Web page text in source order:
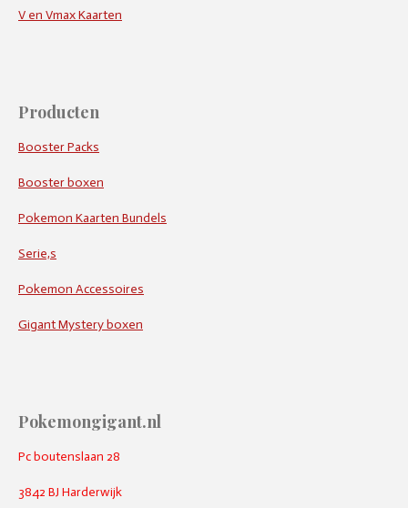
V en Vmax Kaarten
Producten
Booster Packs
Booster boxen
Pokemon Kaarten Bundels
Serie,s
Pokemon Accessoires
Gigant Mystery boxen
Pokemongigant.nl
Pc boutenslaan 28
3842 BJ Harderwijk